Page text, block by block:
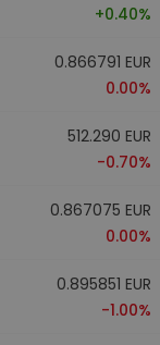
+0.40%
0.866791 EUR
0.00%
512.290 EUR
-0.70%
0.867075 EUR
0.00%
0.895851 EUR
-1.00%